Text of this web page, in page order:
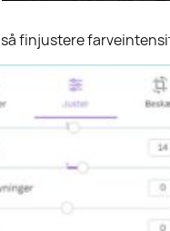
finjustere